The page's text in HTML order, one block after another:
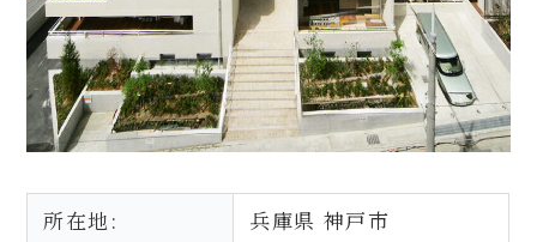
所在地:
兵庫県 神戸市